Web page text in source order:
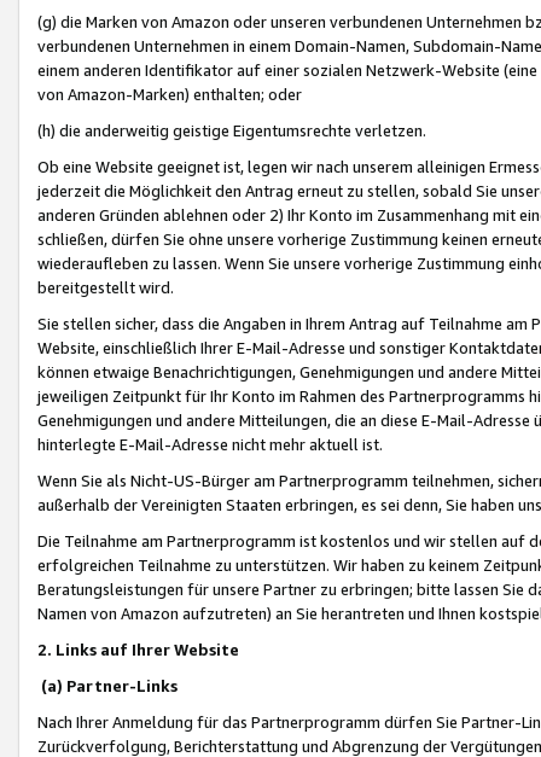
(g) die Marken von Amazon oder unseren verbundenen Unternehmen
verbundenen Unternehmen in einem Domain-Namen, Subdomain-
einem anderen Identifikator auf einer sozialen Netzwerk-Website
von Amazon-Marken) enthalten; oder
(h) die anderweitig geistige Eigentumsrechte verletzen.
Ob eine Website geeignet ist, legen wir nach unserem alleinigen
jederzeit die Möglichkeit den Antrag erneut zu stellen, sobald Sie
anderen Gründen ablehnen oder 2) Ihr Konto im Zusammenhang mit
schließen, dürfen Sie ohne unsere vorherige Zustimmung keinen
wiederaufleben zu lassen. Wenn Sie unsere vorherige Zustimmung
bereitgestellt wird.
Sie stellen sicher, dass die Angaben in Ihrem Antrag auf Teilnahme
Website, einschließlich Ihrer E-Mail-Adresse und sonstiger
können etwaige Benachrichtigungen, Genehmigungen und andere
jeweiligen Zeitpunkt für Ihr Konto im Rahmen des Partnerprogramms
Genehmigungen und andere Mitteilungen, die an diese E-Mail-
hinterlegte E-Mail-Adresse nicht mehr aktuell ist.
Wenn Sie als Nicht-US-Bürger am Partnerprogramm teilnehmen,
außerhalb der Vereinigten Staaten erbringen, es sei denn, Sie haben
Die Teilnahme am Partnerprogramm ist kostenlos und wir stellen auf
erfolgreichen Teilnahme zu unterstützen. Wir haben zu keinem
Beratungsleistungen für unsere Partner zu erbringen; bitte lassen Sie
Namen von Amazon aufzutreten) an Sie herantreten und Ihnen
2. Links auf Ihrer Website
(a) Partner-Links
Nach Ihrer Anmeldung für das Partnerprogramm dürfen Sie Partner-
Zurückverfolgung, Berichterstattung und Abgrenzung der